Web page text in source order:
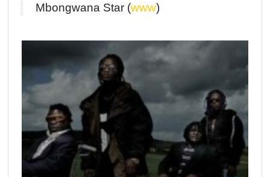
Mbongwana Star (www)